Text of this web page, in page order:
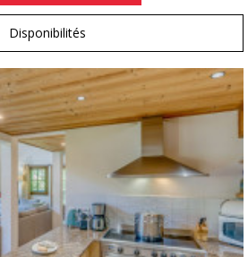
Disponibilités